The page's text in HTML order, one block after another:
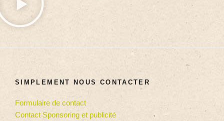
SIMPLEMENT NOUS CONTACTER
Formulaire de contact
Contact Sponsoring et publicité